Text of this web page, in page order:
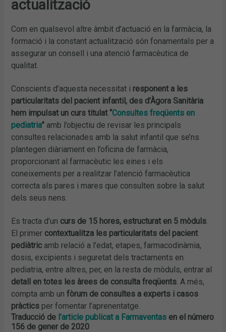
actualització
Com en qualsevol altre àmbit d’actuació en la farmàcia, la
formació i la constant actualització són fonamentals per a
assegurar un consell i una atenció farmacèutica de
qualitat.
Conscients d’aquesta necessitat i responent a les
particularitats del pacient infantil, des d’Àgora Sanitària
hem impulsat un curs titulat “Consultes freqüents en
pediatria” amb l’objectiu de revisar les principals
consultes relacionades amb la salut infantil que se’ns
plantegen diàriament en l’oficina de farmàcia,
proporcionant al farmacèutic les eines i els
coneixements per a realitzar l’atenció farmacèutica
correcta als pares i mares que consulten sobre la salut
dels seus nens.
Es tracta d’un curs de 15 hores, estructurat en 5 mòduls
El primer contextualitza les particularitats del pacient
pediàtric amb relació a l’edat, etapes, farmacodinàmia,
dosis, excipients i seguretat dels tractaments en
pediatria, entre altres, per, en la resta de mòduls, entrar al
detall en totes les àrees de consulta freqüents . A més,
compta amb unfòrum de consultes a experts i casos
pràctics per fomentar l’aprenentatge.
Traducció de l’article publicat a Farmaventas en el número
156 de gener de 2020